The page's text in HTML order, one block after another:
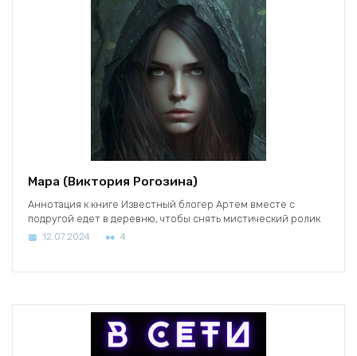
Мара (Виктория Рогозина)
Аннотация к книге Известный блогер Артем вместе с
подругой едет в деревню, чтобы снять мистический ролик
12.07.2024 4